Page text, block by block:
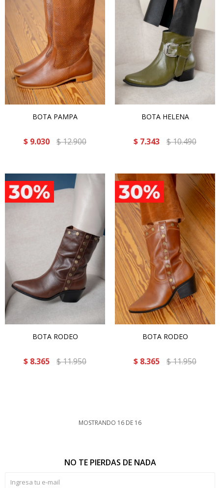
BOTA PAMPA
$ 9.030 $12.900
BOTA HELENA
$ 7.343 $10.490
BOTA RODEO
$ 8.365 $11.950
BOTA RODEO
$ 8.365 $11.950
MOSTRANDO 16 DE 16
NO TE PIERDAS DE NADA